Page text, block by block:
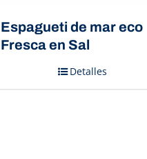
Espagueti de mar eco
Fresca en Sal
Detalles